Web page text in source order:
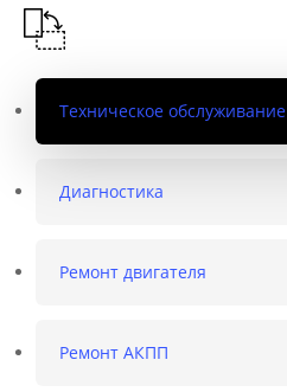
Техническое обслуживание
Диагностика
Ремонт двигателя
Ремонт АКПП